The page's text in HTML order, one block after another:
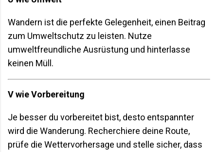
Wandern ist die perfekte Gelegenheit, einen Beitrag
zum Umweltschutz zu leisten. Nutze
umweltfreundliche Ausrüstung und hinterlasse
keinen Müll.
V wie Vorbereitung
Je besser du vorbereitet bist, desto entspannter
wird die Wanderung. Recherchiere deine Route,
prüfe die Wettervorhersage und stelle sicher, dass